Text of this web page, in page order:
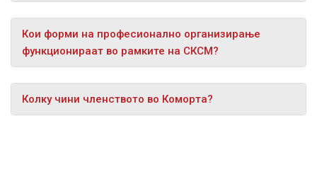
Кои форми на професионално организирање
функционираат во рамките на СКСМ?
Колку чини членството во Коморта?